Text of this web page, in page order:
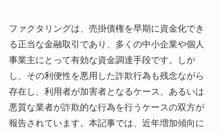
ファクタリングは、売掛債権を早期に資金化でき
る正当な金融取引であり、多くの中小企業や個人
事業主にとって有効な資金調達手段です。しか
し、その利便性を悪用した詐欺行為も残念ながら
存在し、利用者が加害者となるケース、あるいは
悪質な業者が詐欺的な行為を行うケースの双方が
報告されています。本記事では、近年増加傾向に